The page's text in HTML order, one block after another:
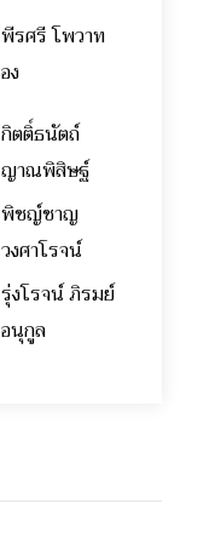
พีรศรี โพวาท
อง
กิตติ์ธนัตถ์
ญาณพิสิษฐ์
พิชญ์ชาญ
วงศาโรจน์
รุ่งโรจน์ ภิรมย์
อนุกูล